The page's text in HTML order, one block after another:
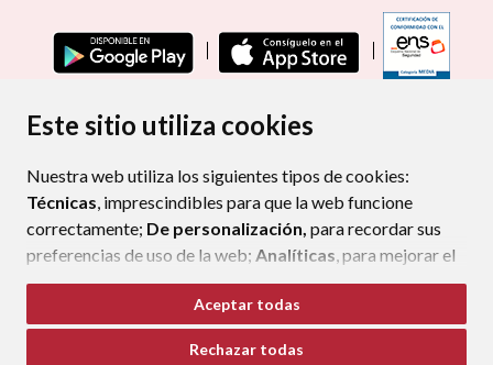
Este sitio utiliza cookies
Nuestra web utiliza los siguientes tipos de cookies:
Técnicas, imprescindibles para que la web funcione
correctamente; De personalización, para recordar sus
preferencias de uso de la web; Analíticas, para mejorar el
funcionamiento de la web y sus servicios.
Si acepta pulsando el botón“Aceptar todas”
consideramos que acepta su uso. Si pulsa el botón
Aceptar todas
Rechazar todas